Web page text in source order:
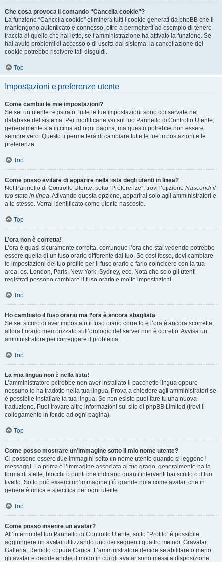
Che cosa provoca il comando “Cancella cookie”?
La funzione “Cancella cookie” eliminerà tutti i cookie generati da phpBB che ti
mantengono autenticato e connesso, oltre a permetterti ad esempio di tenere
traccia di quello che hai letto, se l’amministrazione ha attivato la funzione. Se
hai avuto problemi di accesso o di uscita dal sistema, la cancellazione dei
cookie potrebbe risolvere tali disguidi.
Top
Impostazioni e preferenze utente
Come cambio le mie impostazioni?
Se sei un utente registrato, tutte le tue impostazioni sono conservate nel
database del sistema. Per modificarle vai sul tuo Pannello di Controllo Utente;
generalmente sta in cima ad ogni pagina, ma questo potrebbe non essere
sempre vero. Questo ti permetterà di cambiare tutte le tue impostazioni e le
preferenze.
Top
Come posso evitare di apparire nella lista degli utenti in linea?
Nel Pannello di Controllo Utente, sotto “Preferenze”, trovi l’opzione Nascondi il
tuo stato in linea. Attivando questa opzione, apparirai solo agli amministratori e
a te stesso. Verrai identificato come utente nascosto.
Top
L’ora non è corretta!
L’ora è quasi sicuramente corretta, comunque l’ora che stai vedendo potrebbe
essere quella di un fuso orario differente dal tuo. Se così fosse, devi cambiare
le impostazioni del tuo profilo per il fuso orario e farlo coincidere con la tua
area, es. London, Paris, New York, Sydney, ecc. Nota che solo gli utenti
registrati possono cambiare il fuso orario e molte impostazioni.
Top
Ho cambiato il fuso orario ma l’ora è ancora sbagliata
Se sei sicuro di aver impostato il fuso orario corretto e l’ora è ancora scorretta,
allora l’orario memorizzato sull’orologio del server non è corretto. Avvisa un
amministratore per correggere il problema.
Top
La mia lingua non è nella lista!
L’amministratore potrebbe non aver installato il pacchetto lingua oppure
nessuno lo ha tradotto nella tua lingua. Prova a chiedere agli amministratori se
è possibile installare la tua lingua. Se non esiste puoi fare tu una nuova
traduzione. Puoi trovare altre informazioni sul sito di phpBB Limited (trovi il
collegamento in fondo ad ogni pagina).
Top
Come posso mostrare un’immagine sotto il mio nome utente?
Ci possono essere due immagini sotto un nome utente quando si leggono i
messaggi. La prima è l’immagine associata al tuo grado, generalmente ha la
forma di stelle, blocchi o punti che indicano quanti interventi hai scritto o il tuo
livello. Sotto può esserci un’immagine più grande nota come avatar, che in
genere è unica e specifica per ogni utente.
Top
Come posso inserire un avatar?
All’interno del tuo Pannello di Controllo Utente, sotto “Profilo” è possibile
aggiungere un avatar utilizzando uno dei seguenti quattro metodi: Gravatar,
Galleria, Remoto oppure Carica. L’amministratore decide se abilitare o meno
gli avatar e decide anche il modo in cui gli avatar sono messi a disposizione.